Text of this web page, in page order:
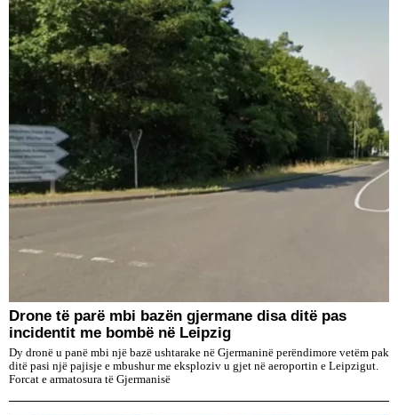
Drone të parë mbi bazën gjermane disa ditë pas
incidentit me bombë në Leipzig
Dy dronë u panë mbi një bazë ushtarake në Gjermaninë perëndimore vetëm pak
ditë pasi një pajisje e mbushur me eksploziv u gjet në aeroportin e Leipzigut.
Forcat e armatosura të Gjermanisë